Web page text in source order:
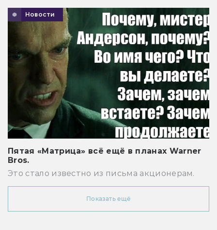
Новости
Пятая «Матрица» всё ещё в планах Warner
Bros.
Это стало известно из письма акционерам.
Показать ещё